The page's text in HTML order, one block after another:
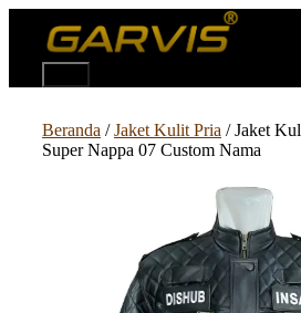
Beranda /Jaket Kulit Pria / Jaket
Super Nappa 07 Custom Nama